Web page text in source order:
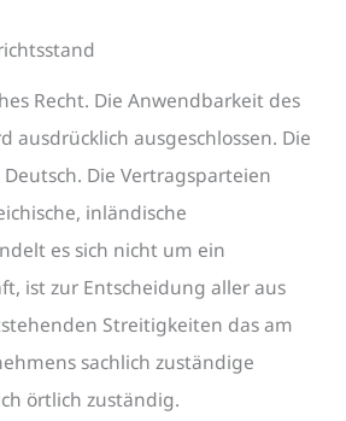
Recht. Die Anwendbarkeit des
ausdrücklich ausgeschlossen. Die
Die Vertragsparteien
inländische
es sich nicht um ein
ist zur Entscheidung aller aus
Streitigkeiten das am
sachlich zuständige
örtlich zuständig.